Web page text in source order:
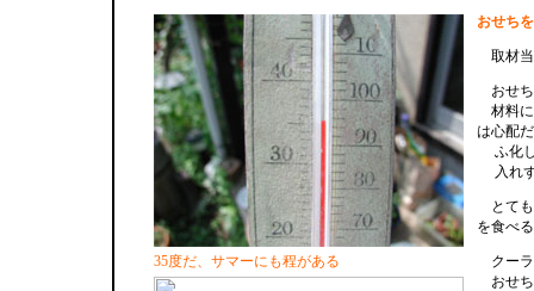
35度だ、サマーにも程がある
おせち
取材当
おせち
材料に
は心配
ふ化
入れず
とても
を食べ
クーラ
おせち